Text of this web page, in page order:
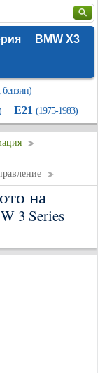
BMW X3
бензин)
E21 (1975-1983)
на
3 Series